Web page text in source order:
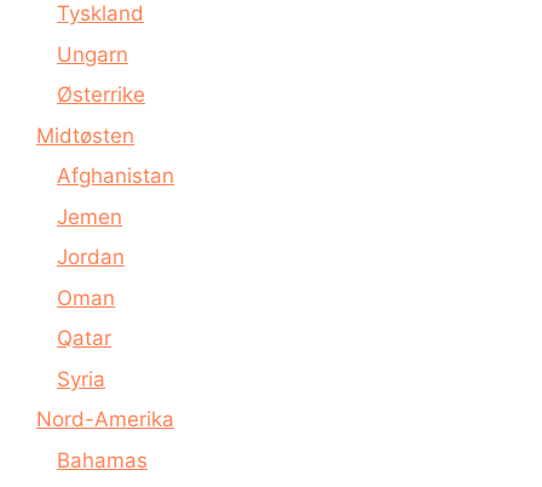
Tyskland
Ungarn
Østerrike
Midtøsten
Afghanistan
Jemen
Jordan
Oman
Qatar
Syria
Nord-Amerika
Bahamas